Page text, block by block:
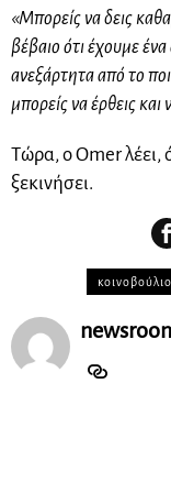
«Μπορείς να δεις
βέβαιο ότι έχουμε
ανεξάρτητα από το
μπορείς να έρθεις και
Τώρα, ο Omer λέει,
ξεκινήσει.